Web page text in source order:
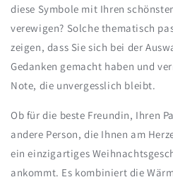
diese Symbole mit Ihren
verewigen? Solche thematisch
zeigen, dass Sie sich bei der
Gedanken gemacht haben und
Note, die unvergesslich bleibt.
Ob für die beste Freundin, Ihren
andere Person, die Ihnen am
ein einzigartiges
ankommt. Es kombiniert die